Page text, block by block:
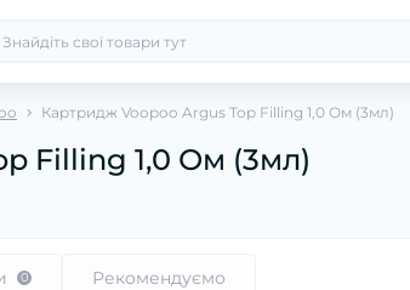
Картридж Voopoo Argus Top Filling 1,0 Ом (3мл)
Filling 1,0 Ом (3мл)
0 Рекомендуємо